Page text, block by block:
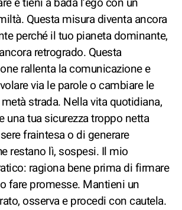
Questa misura diventa ancora
perché il tuo pianeta dominante,
retrogrado. Questa
rallenta la comunicazione e
via le parole o cambiare le
strada. Nella vita quotidiana,
una tua sicurezza troppo netta
fraintesa o di generare
restano lì, sospesi. Il mio
ragiona bene prima di firmare
fare promesse. Mantieni un
osserva e procedi con cautela.